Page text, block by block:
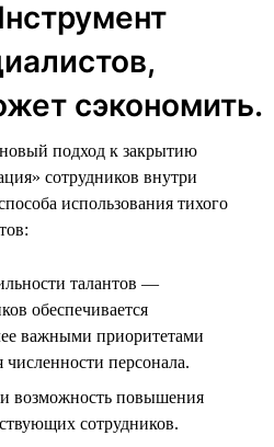
сэкономить.
подход к закрытию
сотрудников внутри
использования тихого
талантов —
обеспечивается
важными приоритетами
персонала.
возможность повышения
сотрудников.